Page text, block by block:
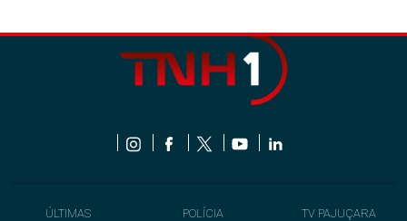
ÚLTIMAS
POLÍCIA
TV PAJUÇARA